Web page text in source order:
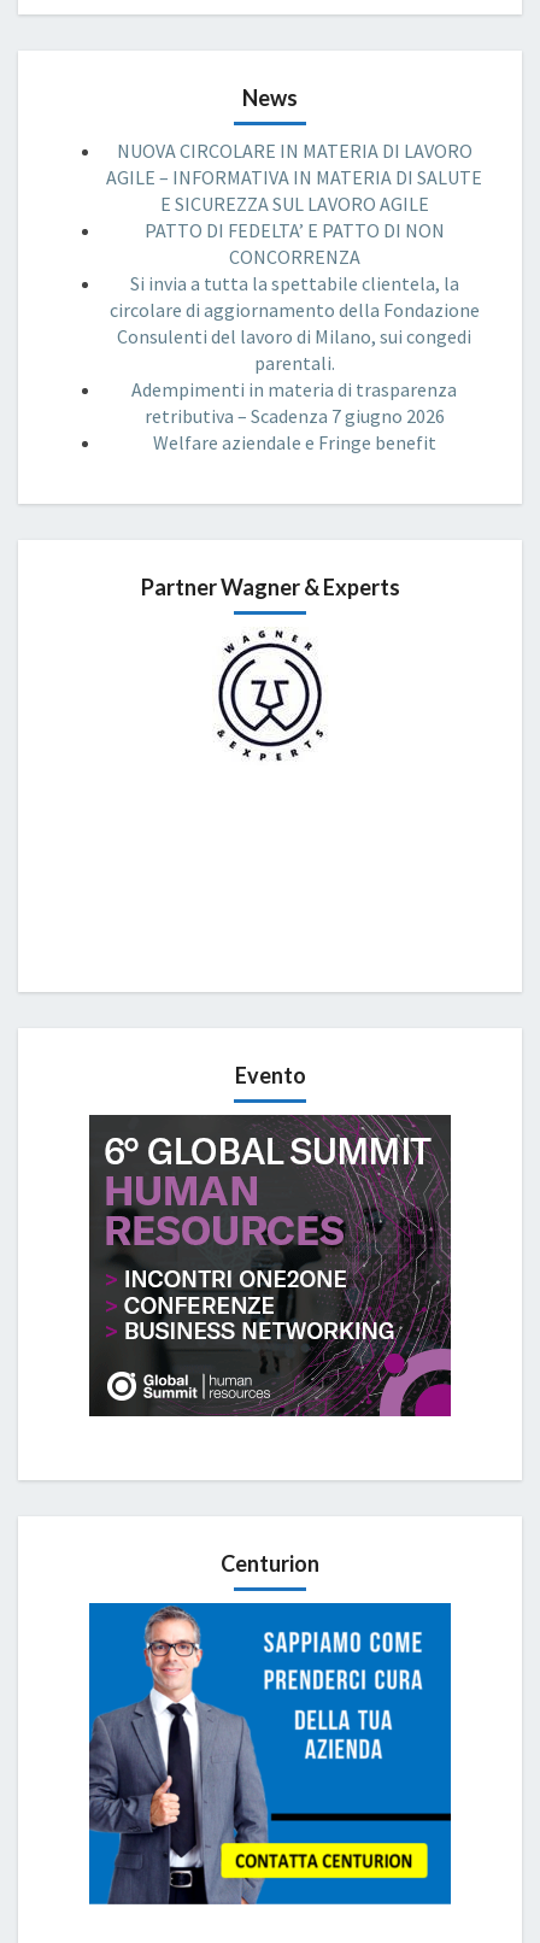
News
NUOVA CIRCOLARE IN MATERIA DI LAVORO
AGILE – INFORMATIVA IN MATERIA DI SALUTE
E SICUREZZA SUL LAVORO AGILE
PATTO DI FEDELTA’ E PATTO DI NON
CONCORRENZA
Si invia a tutta la spettabile clientela, la
circolare di aggiornamento della Fondazione
Consulenti del lavoro di Milano, sui congedi
parentali.
Adempimenti in materia di trasparenza
retributiva – Scadenza 7 giugno 2026
Welfare aziendale e Fringe benefit
Partner Wagner & Experts
Evento
Centurion